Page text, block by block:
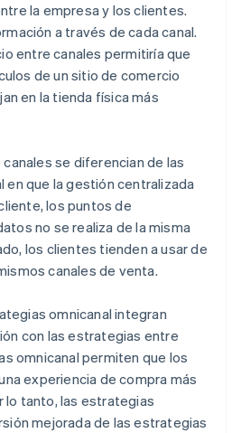
la empresa y los clientes.
a través de cada canal.
entre canales permitiría que
de un sitio de comercio
en la tienda física más
se diferencian de las
en que la gestión centralizada
los puntos de
no se realiza de la misma
los clientes tienden a usar de
canales de venta.
omnicanal integran
con las estrategias entre
omnicanal permiten que los
experiencia de compra más
lo tanto, las estrategias
mejorada de las estrategias